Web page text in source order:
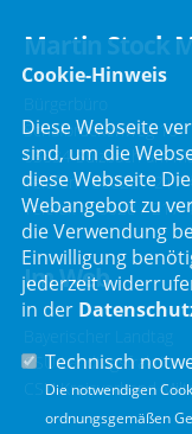
Martin Stock
Bürgerbüro
Schafbrückenweg 10
63834 Sulzbach am
Telefon :06028 / 217
Telefax : 06028 / 217
Im Web
CSU Landtagsfraktion
CSU Kreisverband
Cookie-Hinweis
Diese Webseite
sind, um die
diese Webseite
Webangebot zu
die Verwendung
Einwilligung
jederzeit
in der
Technisch
Die notwendigen
ordnungsgemäßen